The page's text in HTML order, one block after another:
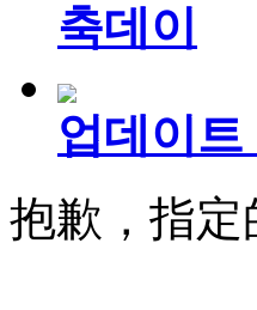
축데이
업데이트
抱歉，指